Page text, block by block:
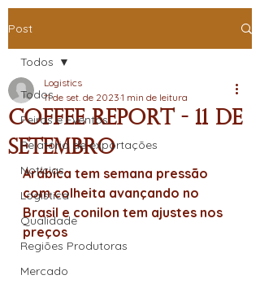
Post
Todos
Feiras e Eventos
Relatório de exportações
Notícias
Logística
Qualidade
Regiões Produtoras
Mercado
Todos
Coffee Report - 11 de
Setembro
Logistics
11 de set. de 2023 1 min de leitura
Arábica tem semana pressão
com colheita avançando no
Brasil e conilon tem ajustes nos
preços